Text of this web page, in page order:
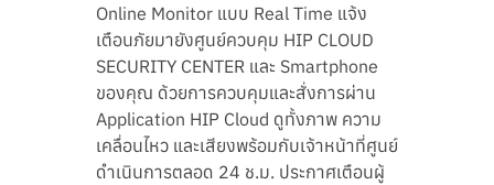
Online Monitor แบบ Real Time แจ้ง
เตือนภัยมายังศูนย์ควบคุม HIP CLOUD
SECURITY CENTER และ Smartphone
ของคุณ ด้วยการควบคุมและสั่งการผ่าน
Application HIP Cloud ดูทั้งภาพ ความ
เคลื่อนไหว และเสียงพร้อมกับเจ้าหน้าที่ศูนย์
ดำเนินการตลอด 24 ช.ม. ประกาศเตือนผู้